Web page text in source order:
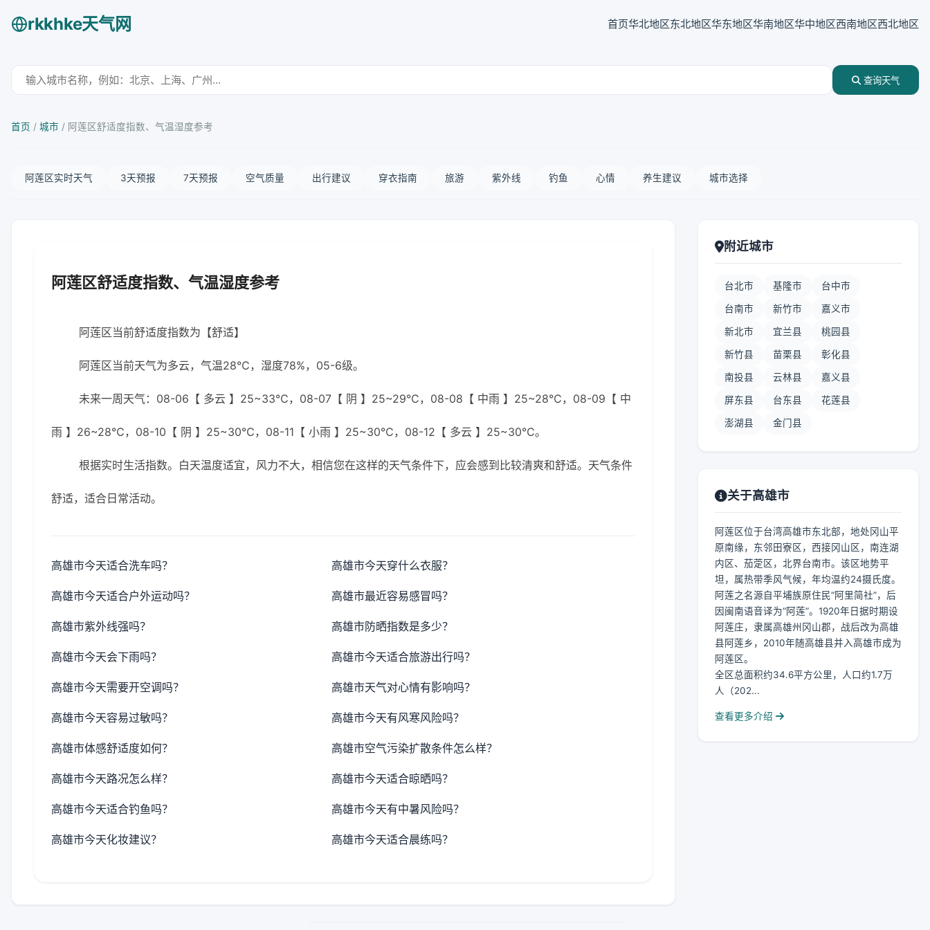
rkkhke天气网 首页华北地区东北地区华东地区华南地区华中地区西南地区西北地区
查询天气
首页 / 城市 / 阿莲区舒适度指数、气温湿度参考
阿莲区实时天气 3天预报 7天预报 空气质量 出行建议 穿衣指南 旅游 紫外线 钓鱼 心情 养生建议 城市选择
阿莲区舒适度指数、气温湿度参考
阿莲区当前舒适度指数为【舒适】
阿莲区当前天气为多云，气温28℃，湿度78%，05-6级。
未来一周天气：08-06【 多云 】25~33℃，08-07【 阴 】25~29℃，08-08【 中雨 】25~28℃，08-09【 中
雨 】26~28℃，08-10【 阴 】25~30℃，08-11【 小雨 】25~30℃，08-12【 多云 】25~30℃。
根据实时生活指数。白天温度适宜，风力不大，相信您在这样的天气条件下，应会感到比较清爽和舒适。天气条件
舒适，适合日常活动。
高雄市今天适合洗车吗？ 高雄市今天穿什么衣服？
高雄市今天适合户外运动吗？ 高雄市最近容易感冒吗？
高雄市紫外线强吗？ 高雄市防晒指数是多少？
高雄市今天会下雨吗？ 高雄市今天适合旅游出行吗？
高雄市今天需要开空调吗？ 高雄市天气对心情有影响吗？
高雄市今天容易过敏吗？ 高雄市今天有风寒风险吗？
高雄市体感舒适度如何？ 高雄市空气污染扩散条件怎么样？
高雄市今天路况怎么样？ 高雄市今天适合晾晒吗？
高雄市今天适合钓鱼吗？ 高雄市今天有中暑风险吗？
高雄市今天化妆建议？ 高雄市今天适合晨练吗？
附近城市
台北市 基隆市 台中市
台南市 新竹市 嘉义市
新北市 宜兰县 桃园县
新竹县 苗栗县 彰化县
南投县 云林县 嘉义县
屏东县 台东县 花莲县
澎湖县 金门县
关于高雄市
阿莲区位于台湾高雄市东北部，地处冈山平
原南缘，东邻田寮区，西接冈山区，南连湖
内区、茄萣区，北界台南市。该区地势平
坦，属热带季风气候，年均温约24摄氏度。
阿莲之名源自平埔族原住民“阿里简社”，后
因闽南语音译为“阿莲”。1920年日据时期设
阿莲庄，隶属高雄州冈山郡，战后改为高雄
县阿莲乡，2010年随高雄县并入高雄市成为
阿莲区。
全区总面积约34.6平方公里，人口约1.7万
人（202...
查看更多介绍